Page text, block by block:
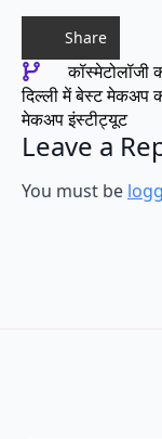
Share
कॉस्मेटोलॉजी
दिल्ली में बेस्ट मेकअप
मेकअप इंस्टीट्यूट
Leave a
You must be